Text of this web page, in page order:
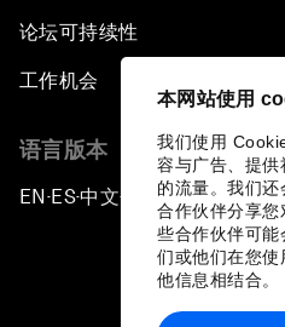
本网站使用
我们使用
容与广告、提供
的流量。我们
合作伙伴分享
些合作伙伴可
们或他们在您
他信息相结合。
论坛可持续性
工作机会
语言版本
EN ▪ES▪中文▪ 日本語